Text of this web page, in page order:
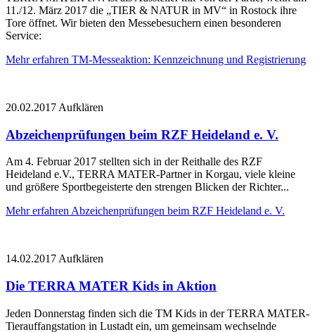
11./12. März 2017 die „TIER & NATUR in MV“ in Rostock ihre
Tore öffnet. Wir bieten den Messebesuchern einen besonderen
Service:
Mehr erfahren TM-Messeaktion: Kennzeichnung und Registrierung
20.02.2017 Aufklären
Abzeichenprüfungen beim RZF Heideland e. V.
Am 4. Februar 2017 stellten sich in der Reithalle des RZF
Heideland e.V., TERRA MATER-Partner in Korgau, viele kleine
und größere Sportbegeisterte den strengen Blicken der Richter...
Mehr erfahren Abzeichenprüfungen beim RZF Heideland e. V.
14.02.2017 Aufklären
Die TERRA MATER Kids in Aktion
Jeden Donnerstag finden sich die TM Kids in der TERRA MATER-
Tierauffangstation in Lustadt ein, um gemeinsam wechselnde